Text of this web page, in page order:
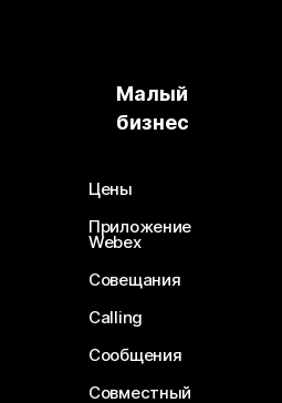
Малый
бизнес
Цены
Приложение
Webex
Совещания
Calling
Сообщения
Совместный